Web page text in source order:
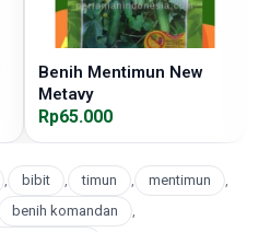
Benih Mentimun New
Metavy
Rp65.000
, bibit , timun , mentimun
,
benih komandan
,